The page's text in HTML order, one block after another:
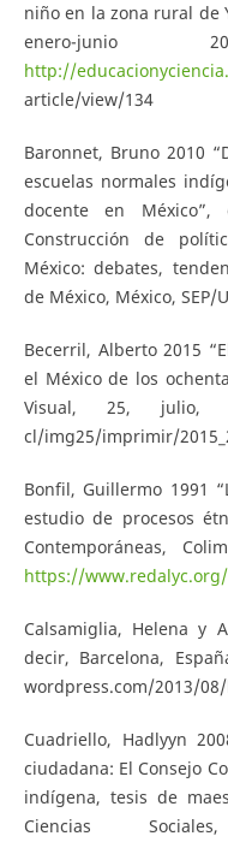
niño en la zona rural de
enero-junio
http://
article/view/134
Baronnet, Bruno 2010
escuelas normales
docente en
Construcción de
México: debates,
de México, México, SEP/
Becerril, Alberto 2015
el México de los
Visual, 25, julio,
cl/img25/imprimir/
Bonfil, Guillermo 1991
estudio de procesos
Contemporáneas,
https://
Calsamiglia, Helena y
decir, Barcelona,
wordpress.com/2013/
Cuadriello, Hadlyyn
ciudadana: El Consejo
indígena, tesis de
Ciencias